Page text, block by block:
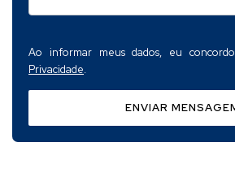
Ao informar meus dados, eu
Privacidade.
ENVIAR